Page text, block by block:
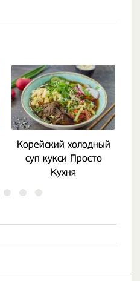
Корейский холодный
суп кукси Просто
Кухня